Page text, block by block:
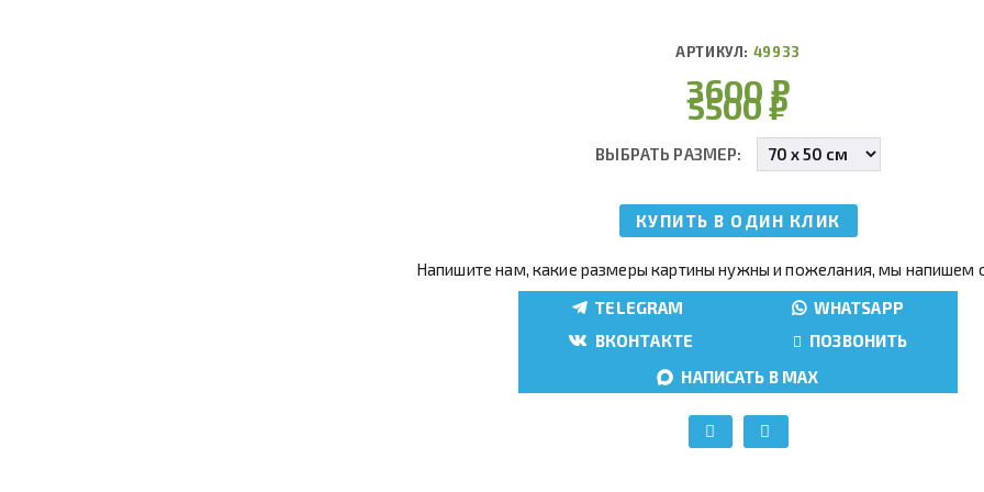
АРТИКУЛ: 49933
3600 ₽
5500₽
ВЫБРАТЬ РАЗМЕР:
КУПИТЬ В ОДИН КЛИК
Напишите нам, какие размеры картины нужны и пожелания, мы напишем
TELEGRAM
WHATSAPP
ВКОНТАКТЕ
ПОЗВОНИТЬ
НАПИСАТЬ В MAX